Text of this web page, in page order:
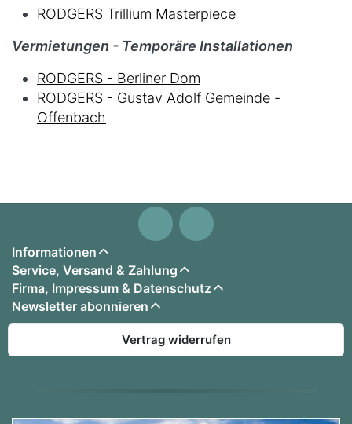
RODGERS Trillium Masterpiece
Vermietungen - Temporäre Installationen
RODGERS - Berliner Dom
RODGERS - Gustav Adolf Gemeinde -
Offenbach
Informationen
Service, Versand & Zahlung
Firma, Impressum & Datenschutz
Newsletter abonnieren
Vertrag widerrufen